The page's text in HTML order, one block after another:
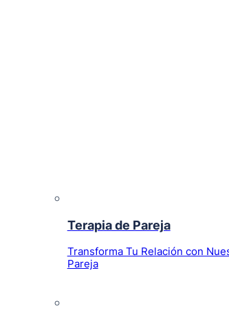
Terapia de Pareja
Transforma Tu Relación con
Pareja